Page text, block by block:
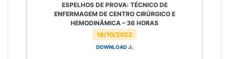
18/10/2022
ESPELHOS DE PROVA: TÉCNICO DE
ENFERMAGEM DE CENTRO CIRÚRGICO E
HEMODINÂMICA – 36 HORAS
DOWNLOAD